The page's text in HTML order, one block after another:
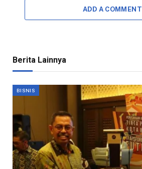
ADD A COMMENT
Berita Lainnya
BISNIS